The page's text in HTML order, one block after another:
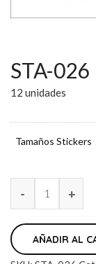
STA-026
12 unidades
Tamaños Stickers
AÑADIR AL